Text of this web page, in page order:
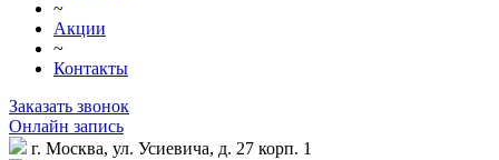
~
Акции
~
Контакты
Заказать звонок
Онлайн запись
г. Москва, ул. Усиевича, д. 27 корп. 1